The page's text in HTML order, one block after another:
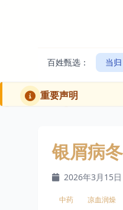
百姓甄选： 当归
重要声明
银屑病
2026年3月15日
中药 凉血润燥